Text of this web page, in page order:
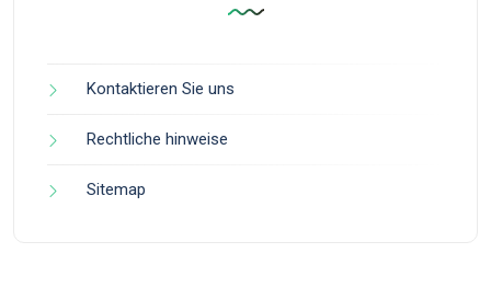
Kontaktieren Sie uns
Rechtliche hinweise
Sitemap